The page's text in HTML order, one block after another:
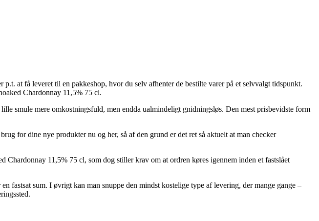
at få leveret til en pakkeshop, hvor du selv afhenter de bestilte varer på et selvvalgt tidspunkt.
Chardonnay 11,5% 75 cl.
smule mere omkostningsfuld, men endda ualmindeligt gnidningsløs. Den mest prisbevidste form
for dine nye produkter nu og her, så af den grund er det ret så aktuelt at man checker
11,5% 75 cl, som dog stiller krav om at ordren køres igennem inden et fastslået
fastsat sum. I øvrigt kan man snuppe den mindst kostelige type af levering, der mange gange –